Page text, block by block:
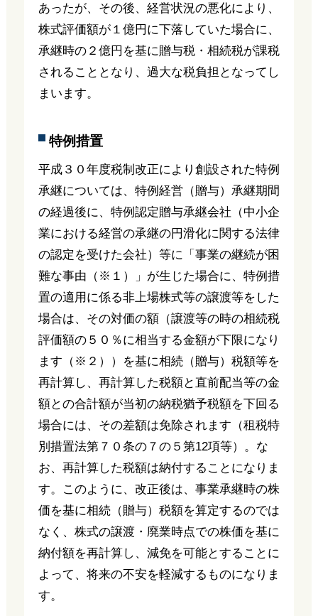
あったが、その後、経営状況の悪化により、
株式評価額が１億円に下落していた場合に、
承継時の２億円を基に贈与税・相続税が課税
されることとなり、過大な税負担となってし
まいます。
特例措置
平成３０年度税制改正により創設された特例
承継については、特例経営（贈与）承継期間
の経過後に、特例認定贈与承継会社（中小企
業における経営の承継の円滑化に関する法律
の認定を受けた会社）等に「事業の継続が困
難な事由（※１）」が生じた場合に、特例措
置の適用に係る非上場株式等の譲渡等をした
場合は、その対価の額（譲渡等の時の相続税
評価額の５０％に相当する金額が下限になり
ます（※２））を基に相続（贈与）税額等を
再計算し、再計算した税額と直前配当等の金
額との合計額が当初の納税猶予税額を下回る
場合には、その差額は免除されます（租税特
別措置法第７０条の７の５第12項等）。な
お、再計算した税額は納付することになりま
す。このように、改正後は、事業承継時の株
価を基に相続（贈与）税額を算定するのでは
なく、株式の譲渡・廃業時点での株価を基に
納付額を再計算し、減免を可能とすることに
よって、将来の不安を軽減するものになりま
す。